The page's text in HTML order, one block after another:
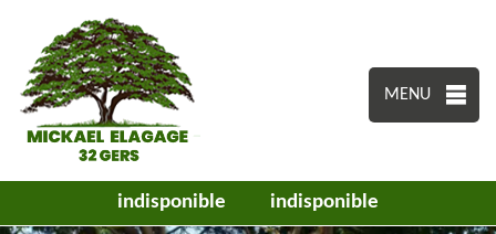
MENU
indisponible indisponible